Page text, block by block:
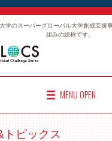
学のスーパーグローバル大学創成支援
組みの総称です。
MENU OPEN
トピックス